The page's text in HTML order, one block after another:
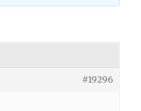
#19296